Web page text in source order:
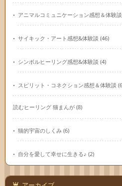
アニマルコミュニケーション感想＆体験談
サイキック・アート感想&体験談 (46)
シンボルヒーリング感想&体験談 (4)
スピリット・コネクション感想＆体験談
読むヒーリング 猫まんが (8)
猫的宇宙のしくみ (6)
自分を愛して幸せに生きる♪ (2)